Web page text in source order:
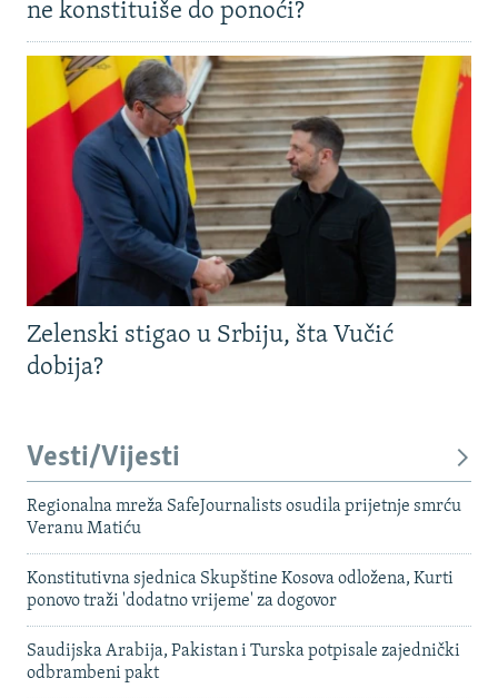
ne konstituiše do ponoći?
Zelenski stigao u Srbiju, šta Vučić
dobija?
Vesti/Vijesti
Regionalna mreža SafeJournalists osudila prijetnje smrću
Veranu Matiću
Konstitutivna sjednica Skupštine Kosova odložena, Kurti
ponovo traži 'dodatno vrijeme' za dogovor
Saudijska Arabija, Pakistan i Turska potpisale zajednički
odbrambeni pakt